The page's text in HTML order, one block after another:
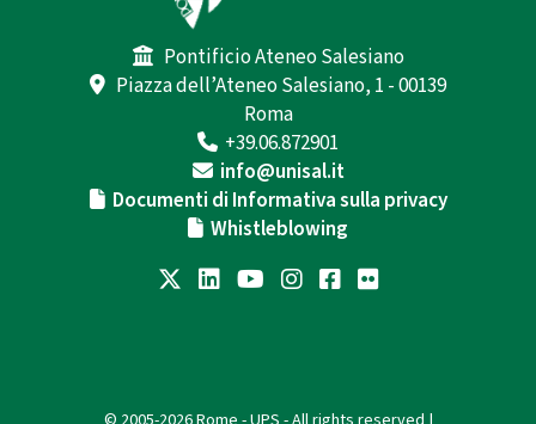
Pontificio Ateneo Salesiano
Piazza dell’Ateneo Salesiano, 1 - 00139
Roma
+39.06.872901
info@unisal.it
Documenti di Informativa sulla privacy
Whistleblowing